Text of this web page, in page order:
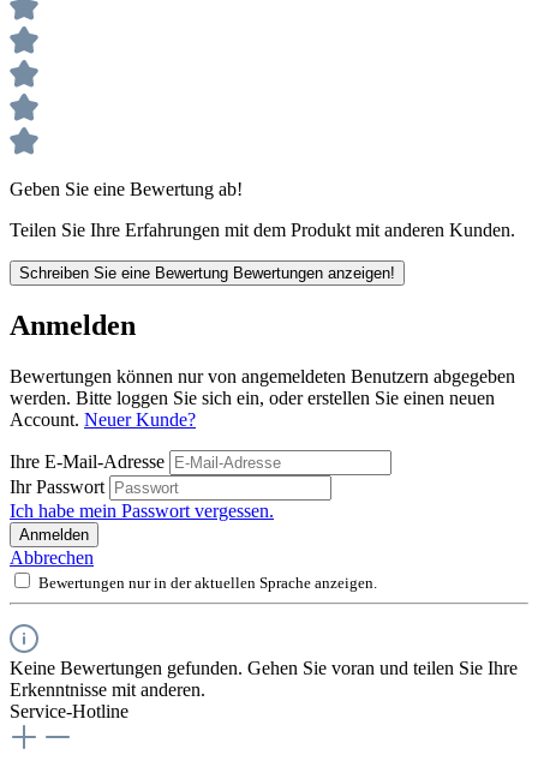
Geben Sie eine Bewertung ab!
Teilen Sie Ihre Erfahrungen mit dem Produkt mit anderen Kunden.
Schreiben Sie eine Bewertung Bewertungen anzeigen!
Anmelden
Bewertungen können nur von angemeldeten Benutzern abgegeben
werden. Bitte loggen Sie sich ein, oder erstellen Sie einen neuen
Account. Neuer Kunde?
Ihre E-Mail-Adresse
Ihr Passwort
Ich habe mein Passwort vergessen.
Anmelden
Abbrechen
Bewertungen nur in der aktuellen Sprache anzeigen.
Keine Bewertungen gefunden. Gehen Sie voran und teilen Sie Ihre
Erkenntnisse mit anderen.
Service-Hotline